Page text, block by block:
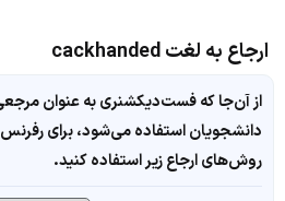
ارجاع به لغت cackhanded
از آن‌جا که فست‌دیکشنری به عنوان
دانشجویان استفاده می‌شود، برای
روش‌های ارجاع زیر استفاده کنید.